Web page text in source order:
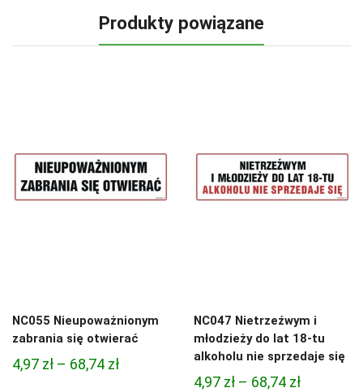
Produkty powiązane
NC055 Nieupoważnionym
zabrania się otwierać
4,97 zł – 68,74 złZakres
NC047 Nietrzeźwym i
młodzieży do lat 18-tu
alkoholu nie sprzedaje się
4,97 zł – 68,74 złZakres